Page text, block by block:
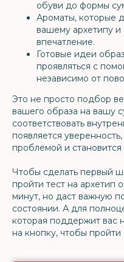
обуви до формы
Ароматы, которые
вашему архетипу и
впечатление.
Готовые идеи
проявляться с
независимо от
Это не просто подбор
вашего образа на вашу
соответствовать
появляется
проблемой и
Чтобы сделать первый
пройти тест на архетип
минут, но даст важную
состоянии. А для
которая поддержит вас
на кнопку, чтобы пройти